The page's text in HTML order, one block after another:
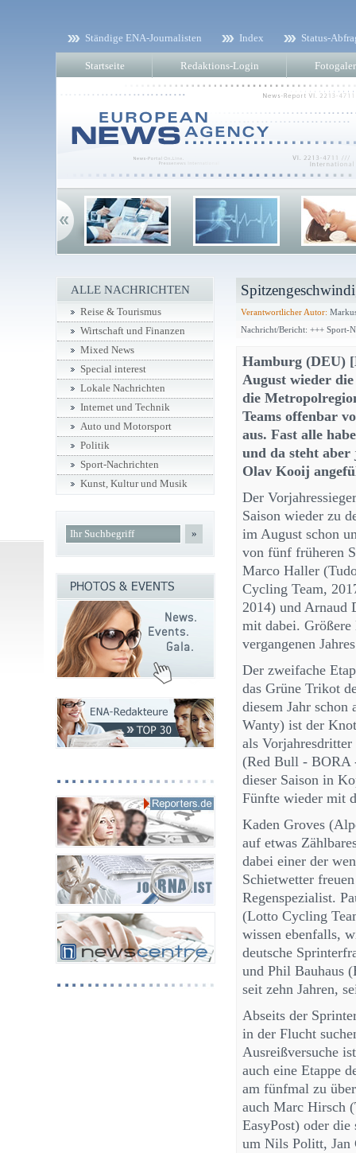
Ständige ENA-Journalisten Index Status-
Startseite Redaktions-Login
Verantwortlicher Autor:
Nachricht/Bericht: +++ Sport-
Hamburg (DEU)
August wieder
die
Teams offenbar
aus. Fast alle
und da steht
Olav Kooij
Der
Saison wieder zu
im August schon
von fünf früheren
Marco Haller
Cycling Team,
2014) und Arnaud
mit dabei. Größere
vergangenen
Der zweifache
das Grüne Trikot
diesem Jahr
Wanty) ist der
als
(Red Bull - BORA
dieser Saison in
Fünfte wieder mit
Kaden Groves
auf etwas
dabei einer der
Schietwetter
Regenspezialist.
(Lotto Cycling
wissen ebenfalls,
deutsche
und Phil Bauhaus
seit zehn Jahren,
Abseits der
in der Flucht
Ausreißversuche
auch eine Etappe
am fünfmal zu
auch Marc Hirsch
EasyPost) oder
um Nils Politt, Jan
ALLE NACHRICHTEN
Reise & Tourismus
Wirtschaft und Finanzen
Mixed News
Special interest
Lokale Nachrichten
Internet und Technik
Auto und Motorsport
Politik
Sport-Nachrichten
Kunst, Kultur und Musik
»